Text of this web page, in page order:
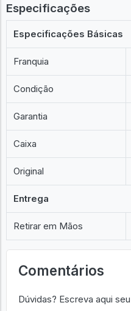
Especificações
Especificações Básicas
Franquia
Condição
Garantia
Caixa
Original
Entrega
Retirar em Mãos
Comentários
Dúvidas? Escreva aqui